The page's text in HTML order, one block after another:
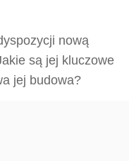
nową
są jej kluczowe
jej budowa?